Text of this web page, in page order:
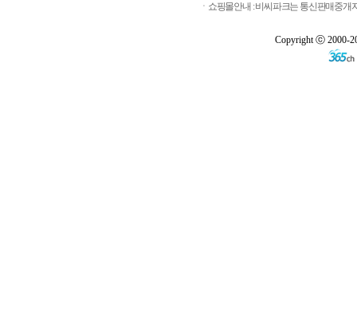
ㆍ쇼핑몰안내 : 비씨파크는 통신판매중개
Copyright ⓒ 2000-